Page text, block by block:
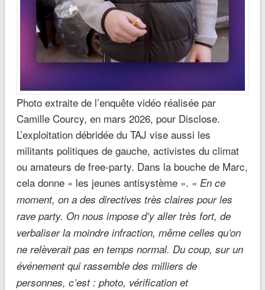
Photo extraite de l’enquête vidéo réalisée par
Camille Courcy, en mars 2026, pour Disclose.
L’exploitation débridée du TAJ vise aussi les
militants politiques de gauche, activistes du climat
ou amateurs de free-party. Dans la bouche de Marc,
cela donne « les jeunes antisystème ». « En ce
moment, on a des directives très claires pour les
rave party. On nous impose d’y aller très fort, de
verbaliser la moindre infraction, même celles qu’on
ne relèverait pas en temps normal. Du coup, sur un
événement qui rassemble des milliers de
personnes, c’est : photo, vérification et